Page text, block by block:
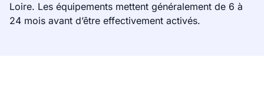
Loire. Les équipements mettent généralement de 6 à
24 mois avant d’être effectivement activés.